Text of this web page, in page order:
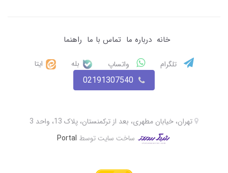
خانه درباره ما تماس با ما راهنما
تلگرام واتساپ بله ایتا
02191307540
ساخت سایت توسط Portal
تهران، خیابان مطهری، بعد از ترکمنستان، پلاک 13، واحد 3